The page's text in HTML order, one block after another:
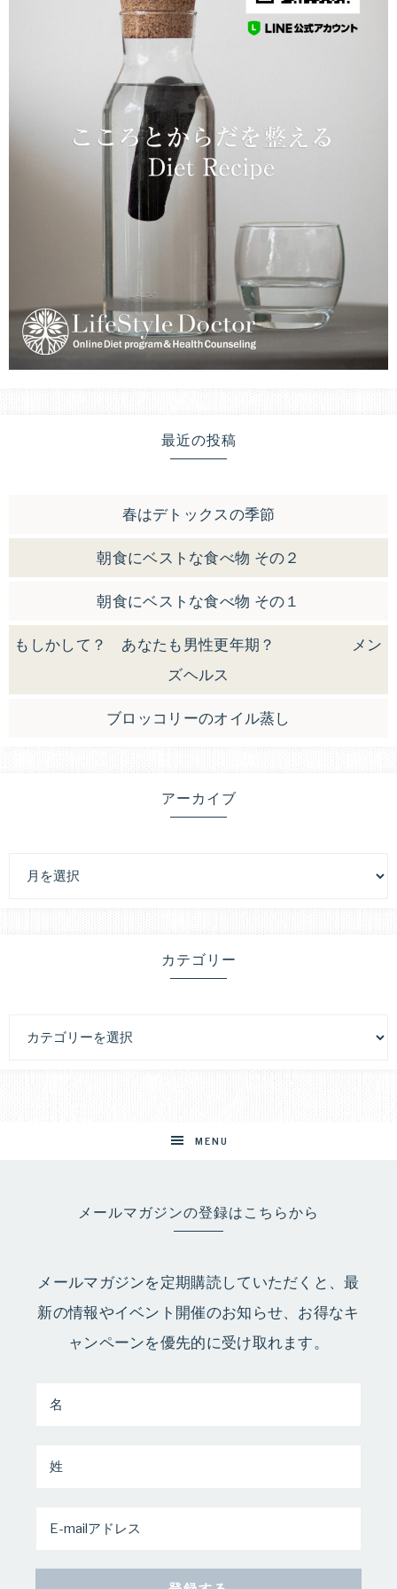
最近の投稿
春はデトックスの季節
朝食にベストな食べ物 その２
朝食にベストな食べ物 その１
もしかして？ あなたも男性更年期？ メン
ズヘルス
ブロッコリーのオイル蒸し
アーカイブ
カテゴリー
MENU
メールマガジンの登録はこちらから
メールマガジンを定期購読していただくと、最
新の情報やイベント開催のお知らせ、お得なキ
ャンペーンを優先的に受け取れます。